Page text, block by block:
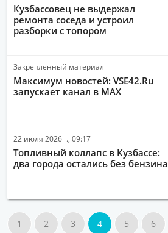
Кузбассовец не выдержал
ремонта соседа и устроил
разборки с топором
Закрепленный материал
Максимум новостей: VSE42.Ru
запускает канал в MAX
22 июля 2026 г., 09:17
Топливный коллапс в Кузбассе:
два города остались без бензина
1 2 3 4 5 6